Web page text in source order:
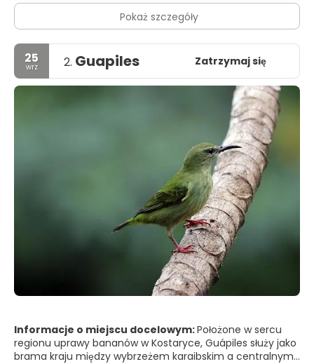
Pokaż szczegóły
25
wrz 2. Guapiles Zatrzymaj się
Informacje o miejscu docelowym:Położone w sercu
regionu uprawy bananów w Kostaryce, Guápiles służy jako
brama kraju między wybrzeżem karaibskim a centralnymi